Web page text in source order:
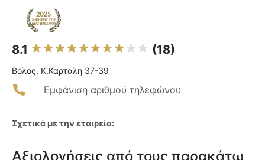
8.1 (18)
Βόλος, Κ.Καρτάλη 37-39
Εμφάνιση αριθμού τηλεφώνου
Σχετικά με την εταιρεία:
Αξιολογήσεις από τους παρακάτω